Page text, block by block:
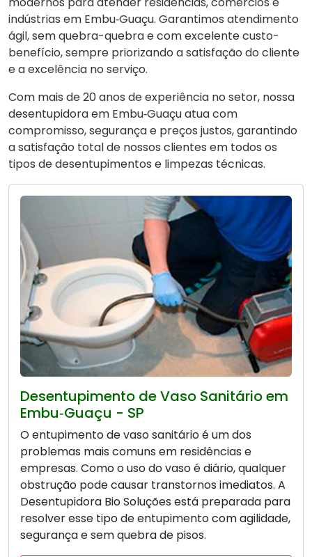
indústrias em Embu‑Guaçu. Garantimos atendimento
ágil, sem quebra-quebra e com excelente custo-
benefício, sempre priorizando a satisfação do cliente
e a excelência no serviço.
Com mais de 20 anos de experiência no setor, nossa
desentupidora em Embu‑Guaçu atua com
compromisso, segurança e preços justos, garantindo
a satisfação total de nossos clientes em todos os
tipos de desentupimentos e limpezas técnicas.
Desentupimento de Vaso Sanitário em
Embu‑Guaçu - SP
O entupimento de vaso sanitário é um dos
problemas mais comuns em residências e
empresas. Como o uso do vaso é diário, qualquer
obstrução pode causar transtornos imediatos. A
Desentupidora Bio Soluções está preparada para
resolver esse tipo de entupimento com agilidade,
segurança e sem quebra de pisos.